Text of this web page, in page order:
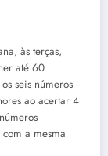
às terças,
até 60
seis números
ao acertar 4
a mesma